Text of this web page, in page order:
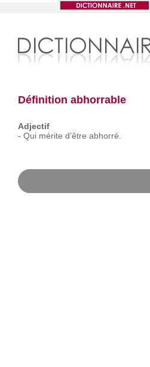
Définition abhorrable
Adjectif
- Qui mérite d’être abhorré.